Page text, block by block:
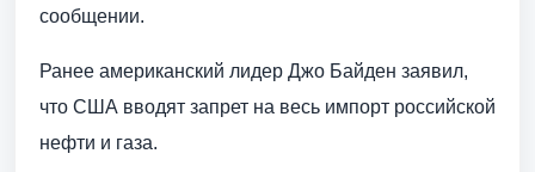
сообщении.
Ранее американский лидер Джо Байден заявил,
что США вводят запрет на весь импорт российской
нефти и газа.